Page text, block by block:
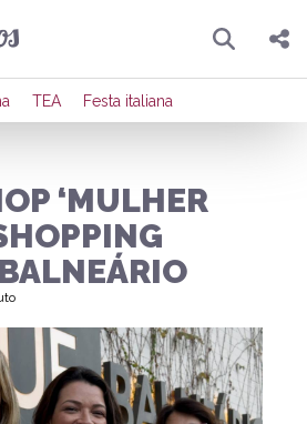
Pesquisar
Compartilhar
Enviar por Whatsapp
TEA Festa italiana
‘MULHER